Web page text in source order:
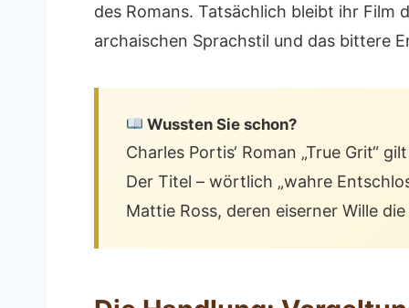
des Romans. Tatsächlich bleibt ihr Film
archaischen Sprachstil und das bittere
Wussten Sie schon?
Charles Portis‘ Roman „True Grit“
Der Titel – wörtlich „wahre
Mattie Ross, deren eiserner Wille